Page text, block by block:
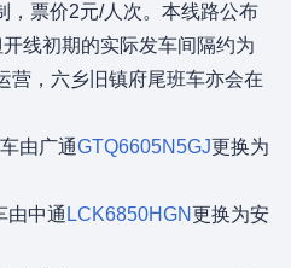
，票价2元/人次。本线路公布
线初期的实际发车间隔约为
营，六乡旧镇府尾班车亦会在
由广通GTQ6605N5GJ更换为
由中通 LCK6850HGN更换为安